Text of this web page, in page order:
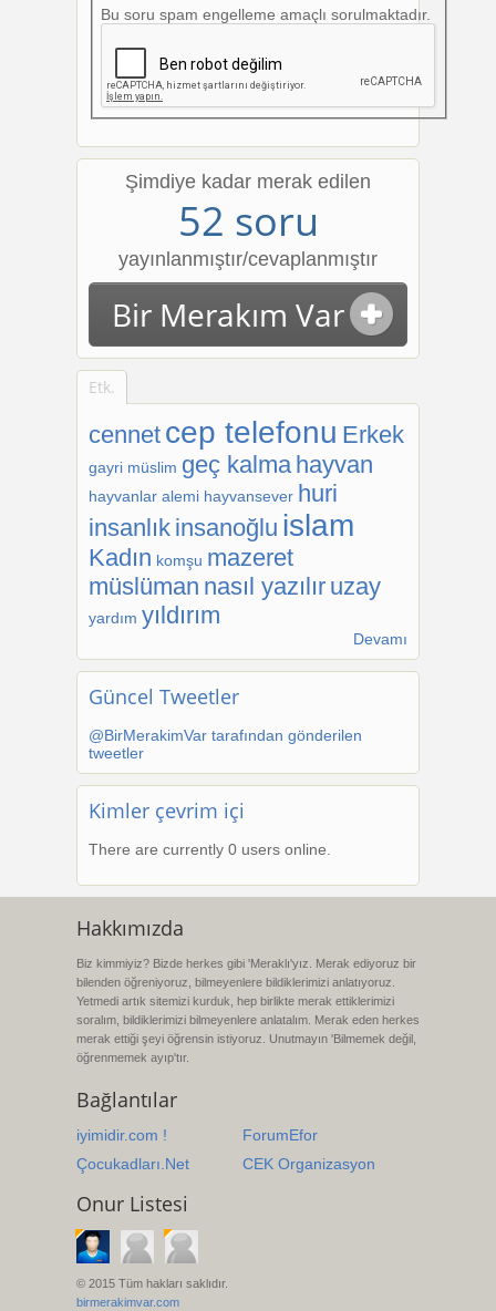
Bu soru spam engelleme amaçlı sorulmaktadır.
Şimdiye kadar merak edilen
52 soru
yayınlanmıştır/cevaplanmıştır
Bir Merakım Var
Etk.
cennet cep telefonu Erkek
gayri müslim geç kalma hayvan
hayvanlar alemi hayvansever huri
insanlık insanoğlu islam
Kadın komşu mazeret
müslüman nasıl yazılır uzay
yardım yıldırım
Devamı
Güncel Tweetler
@BirMerakimVar tarafından gönderilen
tweetler
Kimler çevrim içi
There are currently 0 users online.
Hakkımızda
Biz kimmiyiz? Bizde herkes gibi 'Meraklı'yız. Merak ediyoruz bir
bilenden öğreniyoruz, bilmeyenlere bildiklerimizi anlatıyoruz.
Yetmedi artık sitemizi kurduk, hep birlikte merak ettiklerimizi
soralım, bildiklerimizi bilmeyenlere anlatalım. Merak eden herkes
merak ettiği şeyi öğrensin istiyoruz. Unutmayın 'Bilmemek değil,
öğrenmemek ayıp'tır.
Bağlantılar
iyimidir.com !
ForumEfor
Çocukadları.Net
CEK Organizasyon
Onur Listesi
© 2015 Tüm hakları saklıdır.
birmerakimvar.com